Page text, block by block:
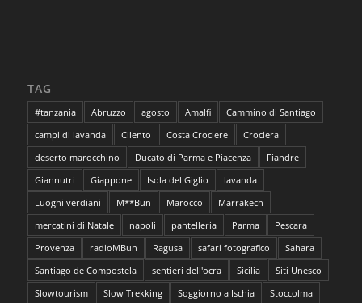
TAG
#tanzania Abruzzo agosto Amalfi
Cammino di Santiago
campi di lavanda
Cilento Costa Crociere
Crociera
deserto marocchino
Ducato di Parma e Piacenza
Fiandre
Giannutri
Giappone Isola del Giglio
lavanda
Luoghi verdiani
M**Bun Marocco
Marrakech
mercatini di Natale
napoli pantelleria Parma
Pescara
Provenza
radioMBun Ragusa safari fotografico
Sahara
Santiago de Compostela
sentieri dell'ocra Sicilia
Siti Unesco
Slowtourism
Slow Trekking Soggiorno a Ischia
Stoccolma